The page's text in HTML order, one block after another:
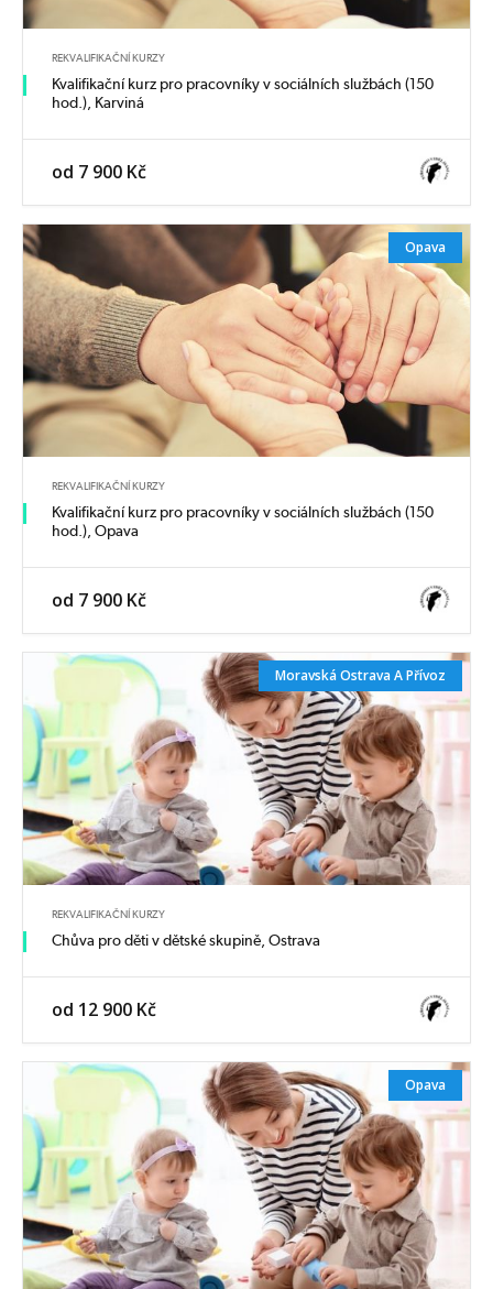
REKVALIFIKAČNÍ KURZY
Kvalifikační kurz pro pracovníky v sociálních službách (150
hod.), Karviná
od 7 900 Kč
Opava
REKVALIFIKAČNÍ KURZY
Kvalifikační kurz pro pracovníky v sociálních službách (150
hod.), Opava
od 7 900 Kč
Moravská Ostrava A Přívoz
REKVALIFIKAČNÍ KURZY
Chůva pro děti v dětské skupině, Ostrava
od 12 900 Kč
Opava